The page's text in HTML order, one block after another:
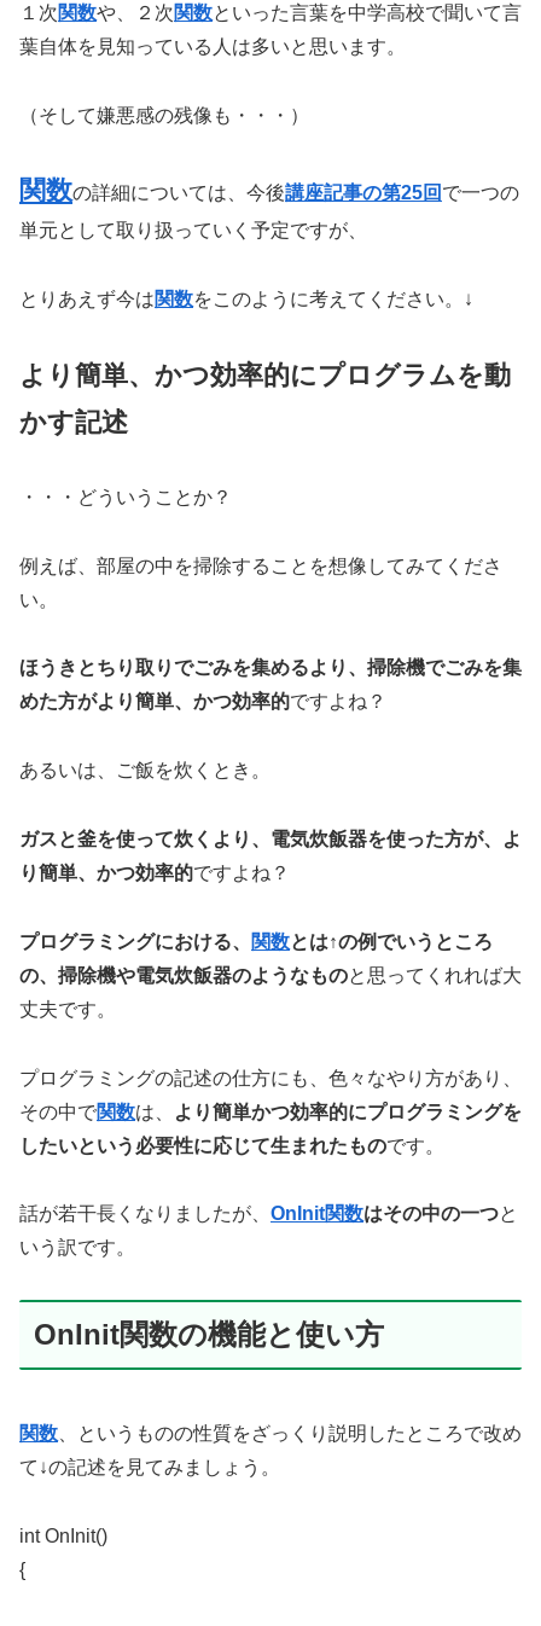
１次関数や、２次関数といった言葉を中学高校で聞いて言
葉自体を見知っている人は多いと思います。
（そして嫌悪感の残像も・・・）
関数の詳細については、今後講座記事の第25回 で一つの
単元として取り扱っていく予定ですが、
とりあえず今は関数をこのように考えてください。↓
より簡単、かつ効率的にプログラムを動
かす記述
・・・どういうことか？
例えば、部屋の中を掃除することを想像してみてくださ
い。
ほうきとちり取りでごみを集めるより、掃除機でごみを集
めた方がより簡単、かつ効率的ですよね？
あるいは、ご飯を炊くとき。
ガスと釜を使って炊くより、電気炊飯器を使った方が、よ
り簡単、かつ効率的ですよね？
プログラミングにおける、 関数とは↑の例でいうところ
の、掃除機や電気炊飯器のようなものと思ってくれれば大
丈夫です。
プログラミングの記述の仕方にも、色々なやり方があり、
その中で関数は、
より簡単かつ効率的にプログラミングを
したいという必要性に応じて生まれたものです。
話が若干長くなりましたが、 OnInit関数はその中の一つと
いう訳です。
OnInit関数の機能と使い方
関数 、というものの性質をざっくり説明したところで改め
て↓の記述を見てみましょう。
int OnInit()
{